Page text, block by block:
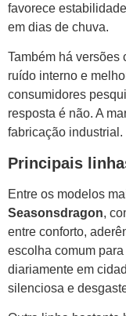
favorece
em dias de chuva.
Também há versões
ruído interno e
consumidores
resposta é não. A
fabricação industrial.
Principais
Entre os modelos
Seasonsdragon,
entre conforto,
escolha comum
diariamente em
silenciosa e